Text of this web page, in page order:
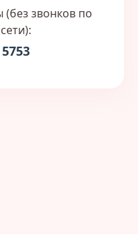
звонков по